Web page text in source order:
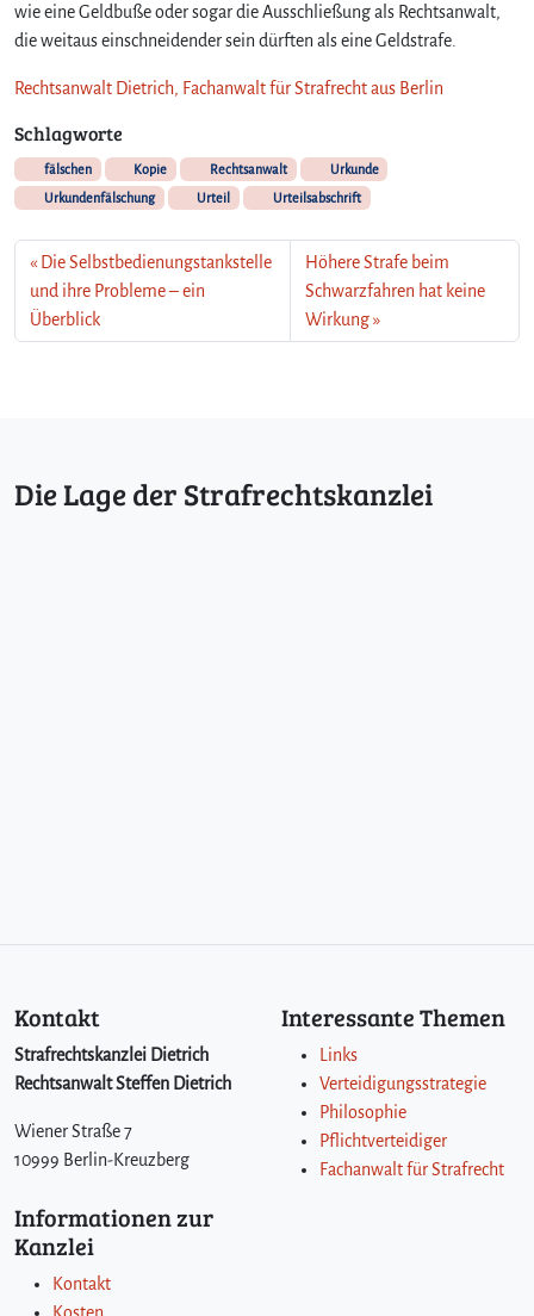
wie eine Geldbuße oder sogar die Ausschließung als Rechtsanwalt,
die weitaus einschneidender sein dürften als eine Geldstrafe.
Rechtsanwalt Dietrich, Fachanwalt für Strafrecht aus Berlin
Schlagworte
fälschen Kopie Rechtsanwalt
Urkunde
Urkundenfälschung
Urteil Urteilsabschrift
Die Selbstbedienungstankstelle
und ihre Probleme – ein
Überblick
Höhere Strafe beim
Schwarzfahren hat keine
Wirkung
Die Lage der Strafrechtskanzlei
Kontakt
Strafrechtskanzlei Dietrich
Rechtsanwalt Steffen Dietrich
Wiener Straße 7
10999 Berlin-Kreuzberg
Interessante Themen
Links
Verteidigungsstrategie
Philosophie
Pflichtverteidiger
Fachanwalt für Strafrecht
Informationen zur
Kanzlei
Kontakt